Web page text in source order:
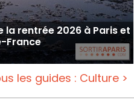
la rentrée 2026 à Paris et
France
les guides : Culture >